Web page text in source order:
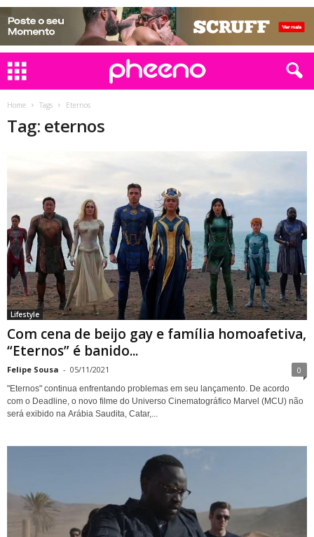
Home Tags Eternos
Tag: eternos
Lifestyle
Com cena de beijo gay e família homoafetiva,
“Eternos” é banido...
Felipe Sousa - 05/11/2021 0
"Eternos" continua enfrentando problemas em seu lançamento. De acordo
com o Deadline, o novo filme do Universo Cinematográfico Marvel (MCU) não
será exibido na Arábia Saudita, Catar,...